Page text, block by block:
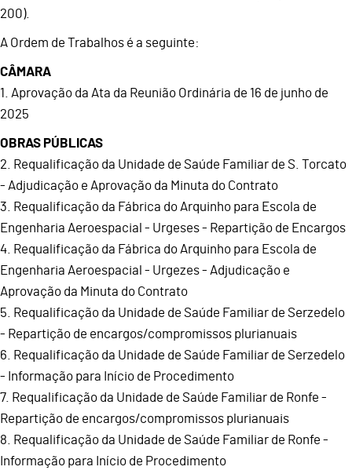
200).
A Ordem de Trabalhos é a seguinte:
CÂMARA
1. Aprovação da Ata da Reunião Ordinária de 16 de junho de
2025
OBRAS PÚBLICAS
2. Requalificação da Unidade de Saúde Familiar de S. Torcato
- Adjudicação e Aprovação da Minuta do Contrato
3. Requalificação da Fábrica do Arquinho para Escola de
Engenharia Aeroespacial - Urgeses - Repartição de Encargos
4. Requalificação da Fábrica do Arquinho para Escola de
Engenharia Aeroespacial - Urgezes - Adjudicação e
Aprovação da Minuta do Contrato
5. Requalificação da Unidade de Saúde Familiar de Serzedelo
- Repartição de encargos/compromissos plurianuais
6. Requalificação da Unidade de Saúde Familiar de Serzedelo
- Informação para Início de Procedimento
7. Requalificação da Unidade de Saúde Familiar de Ronfe -
Repartição de encargos/compromissos plurianuais
8. Requalificação da Unidade de Saúde Familiar de Ronfe -
Informação para Início de Procedimento